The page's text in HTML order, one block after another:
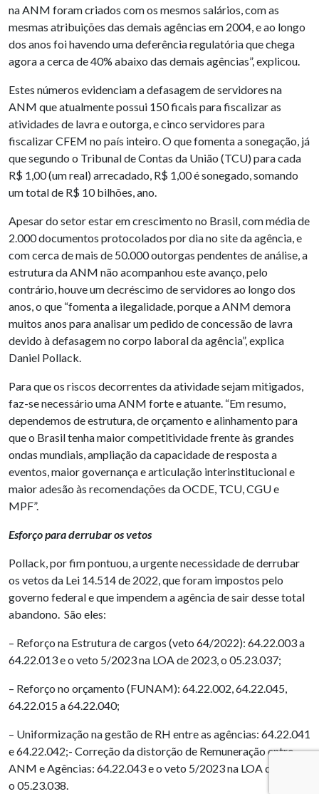
na ANM foram criados com os mesmos salários, com as
mesmas atribuições das demais agências em 2004, e ao longo
dos anos foi havendo uma deferência regulatória que chega
agora a cerca de 40% abaixo das demais agências”, explicou.
Estes números evidenciam a defasagem de servidores na
ANM que atualmente possui 150 ficais para fiscalizar as
atividades de lavra e outorga, e cinco servidores para
fiscalizar CFEM no país inteiro. O que fomenta a sonegação, já
que segundo o Tribunal de Contas da União (TCU) para cada
R$ 1,00 (um real) arrecadado, R$ 1,00 é sonegado, somando
um total de R$ 10 bilhões, ano.
Apesar do setor estar em crescimento no Brasil, com média de
2.000 documentos protocolados por dia no site da agência, e
com cerca de mais de 50.000 outorgas pendentes de análise, a
estrutura da ANM não acompanhou este avanço, pelo
contrário, houve um decréscimo de servidores ao longo dos
anos, o que “fomenta a ilegalidade, porque a ANM demora
muitos anos para analisar um pedido de concessão de lavra
devido à defasagem no corpo laboral da agência”, explica
Daniel Pollack.
Para que os riscos decorrentes da atividade sejam mitigados,
faz-se necessário uma ANM forte e atuante. “Em resumo,
dependemos de estrutura, de orçamento e alinhamento para
que o Brasil tenha maior competitividade frente às grandes
ondas mundiais, ampliação da capacidade de resposta a
eventos, maior governança e articulação interinstitucional e
maior adesão às recomendações da OCDE, TCU, CGU e
MPF”.
Esforço para derrubar os vetos
Pollack, por fim pontuou, a urgente necessidade de derrubar
os vetos da Lei 14.514 de 2022, que foram impostos pelo
governo federal e que impendem a agência de sair desse total
abandono. São eles:
– Reforço na Estrutura de cargos (veto 64/2022): 64.22.003 a
64.22.013 e o veto 5/2023 na LOA de 2023, o 05.23.037;
– Reforço no orçamento (FUNAM): 64.22.002, 64.22.045,
64.22.015 a 64.22.040;
– Uniformização na gestão de RH entre as agências: 64.22.041
e 64.22.042;- Correção da distorção de Remuneração entre
ANM e Agências: 64.22.043 e o veto 5/2023 na LOA de 2023,
o 05.23.038.